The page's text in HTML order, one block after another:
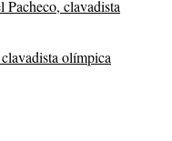
Pacheco, clavadista
olímpica